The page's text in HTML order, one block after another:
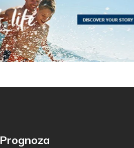
Prognoza